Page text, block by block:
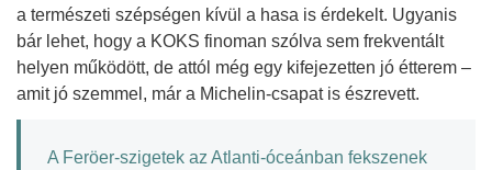
a természeti szépségen kívül a hasa is érdekelt. Ugyanis
bár lehet, hogy a KOKS finoman szólva sem frekventált
helyen működött, de attól még egy kifejezetten jó étterem –
amit jó szemmel, már a Michelin-csapat is észrevett.
A Feröer-szigetek az Atlanti-óceánban fekszenek